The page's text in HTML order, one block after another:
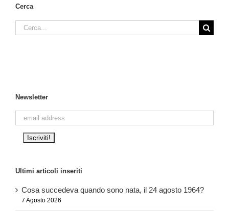
Cerca
Cerca
per:
Newsletter
Ultimi articoli inseriti
Cosa succedeva quando sono nata, il 24 agosto 1964?
7 Agosto 2026